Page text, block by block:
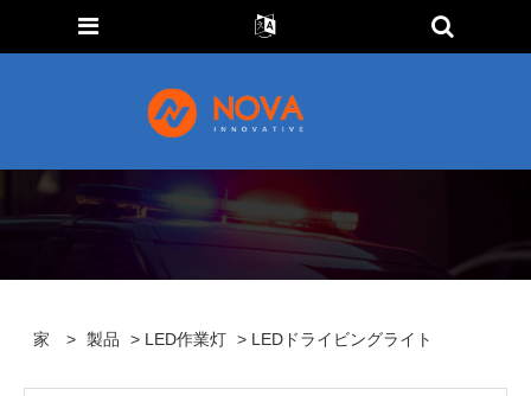
家 > 製品 > LED作業灯 > LEDドライビングライト